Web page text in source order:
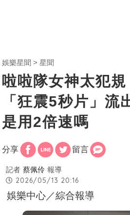
娛樂星聞 星聞
啦啦隊女神太犯
「狂震5秒片」
是用2倍速嗎
分享 留言
記者 蔡佩伶 報導
2026/05/13 20:16
娛樂中心／綜合報導